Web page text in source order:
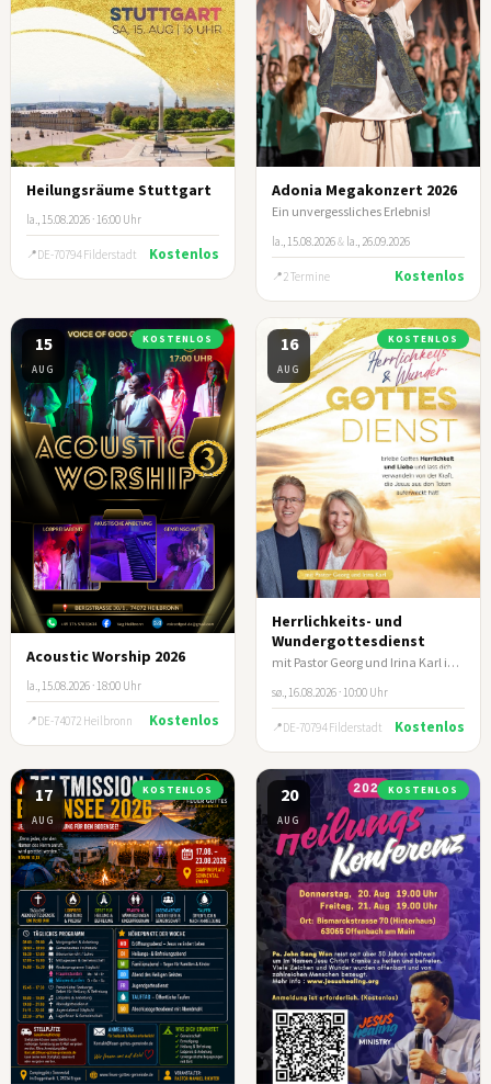
Heilungsräume Stuttgart
la., 15.08.2026 · 16:00 Uhr
DE-70794 Filderstadt Kostenlos
Adonia Megakonzert 2026
Ein unvergessliches Erlebnis!
la., 15.08.2026& la., 26.09.2026
2 Termine Kostenlos
15
AUG
KOSTENLOS
Acoustic Worship 2026
la., 15.08.2026 · 18:00 Uhr
DE-74072 Heilbronn Kostenlos
16
AUG
KOSTENLOS
Herrlichkeits- und
Wundergottesdienst
mit Pastor Georg und Irina Karl in Filderstadt/Stuttgart
sø., 16.08.2026 · 10:00 Uhr
DE-70794 Filderstadt Kostenlos
17
AUG
KOSTENLOS 20
AUG
KOSTENLOS